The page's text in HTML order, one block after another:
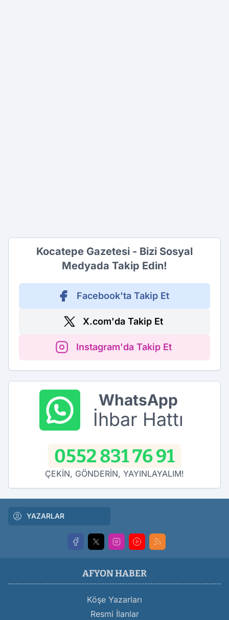
Kocatepe Gazetesi - Bizi Sosyal
Medyada Takip Edin!
Facebook'ta Takip Et
X.com'da Takip Et
Instagram'da Takip Et
WhatsApp
İhbar Hattı
0552 831 76 91
ÇEKİN, GÖNDERİN, YAYINLAYALIM!
YAZARLAR
AFYON HABER
Köşe Yazarları
Resmi İlanlar